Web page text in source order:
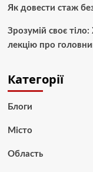
Як довести стаж
Зрозумій своє
лекцію про
Категорії
Блоги
Місто
Область